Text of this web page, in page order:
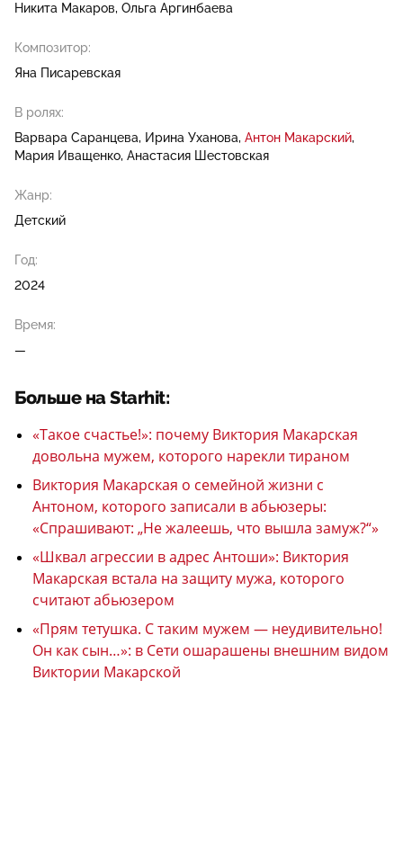
Никита Макаров Ольга Аргинбаева
Композитор:
Яна Писаревская
В ролях:
Варвара Саранцева Ирина Уханова Антон Макарский
Мария Иващенко Анастасия Шестовская
Жанр:
Детский
Год:
2024
Время:
—
Больше на Starhit:
«Такое счастье!»: почему Виктория Макарская
довольна мужем, которого нарекли тираном
Виктория Макарская о семейной жизни с
Антоном, которого записали в абьюзеры:
«Спрашивают: „Не жалеешь, что вышла замуж?“»
«Шквал агрессии в адрес Антоши»: Виктория
Макарская встала на защиту мужа, которого
считают абьюзером
«Прям тетушка. С таким мужем — неудивительно!
Он как сын…»: в Сети ошарашены внешним видом
Виктории Макарской